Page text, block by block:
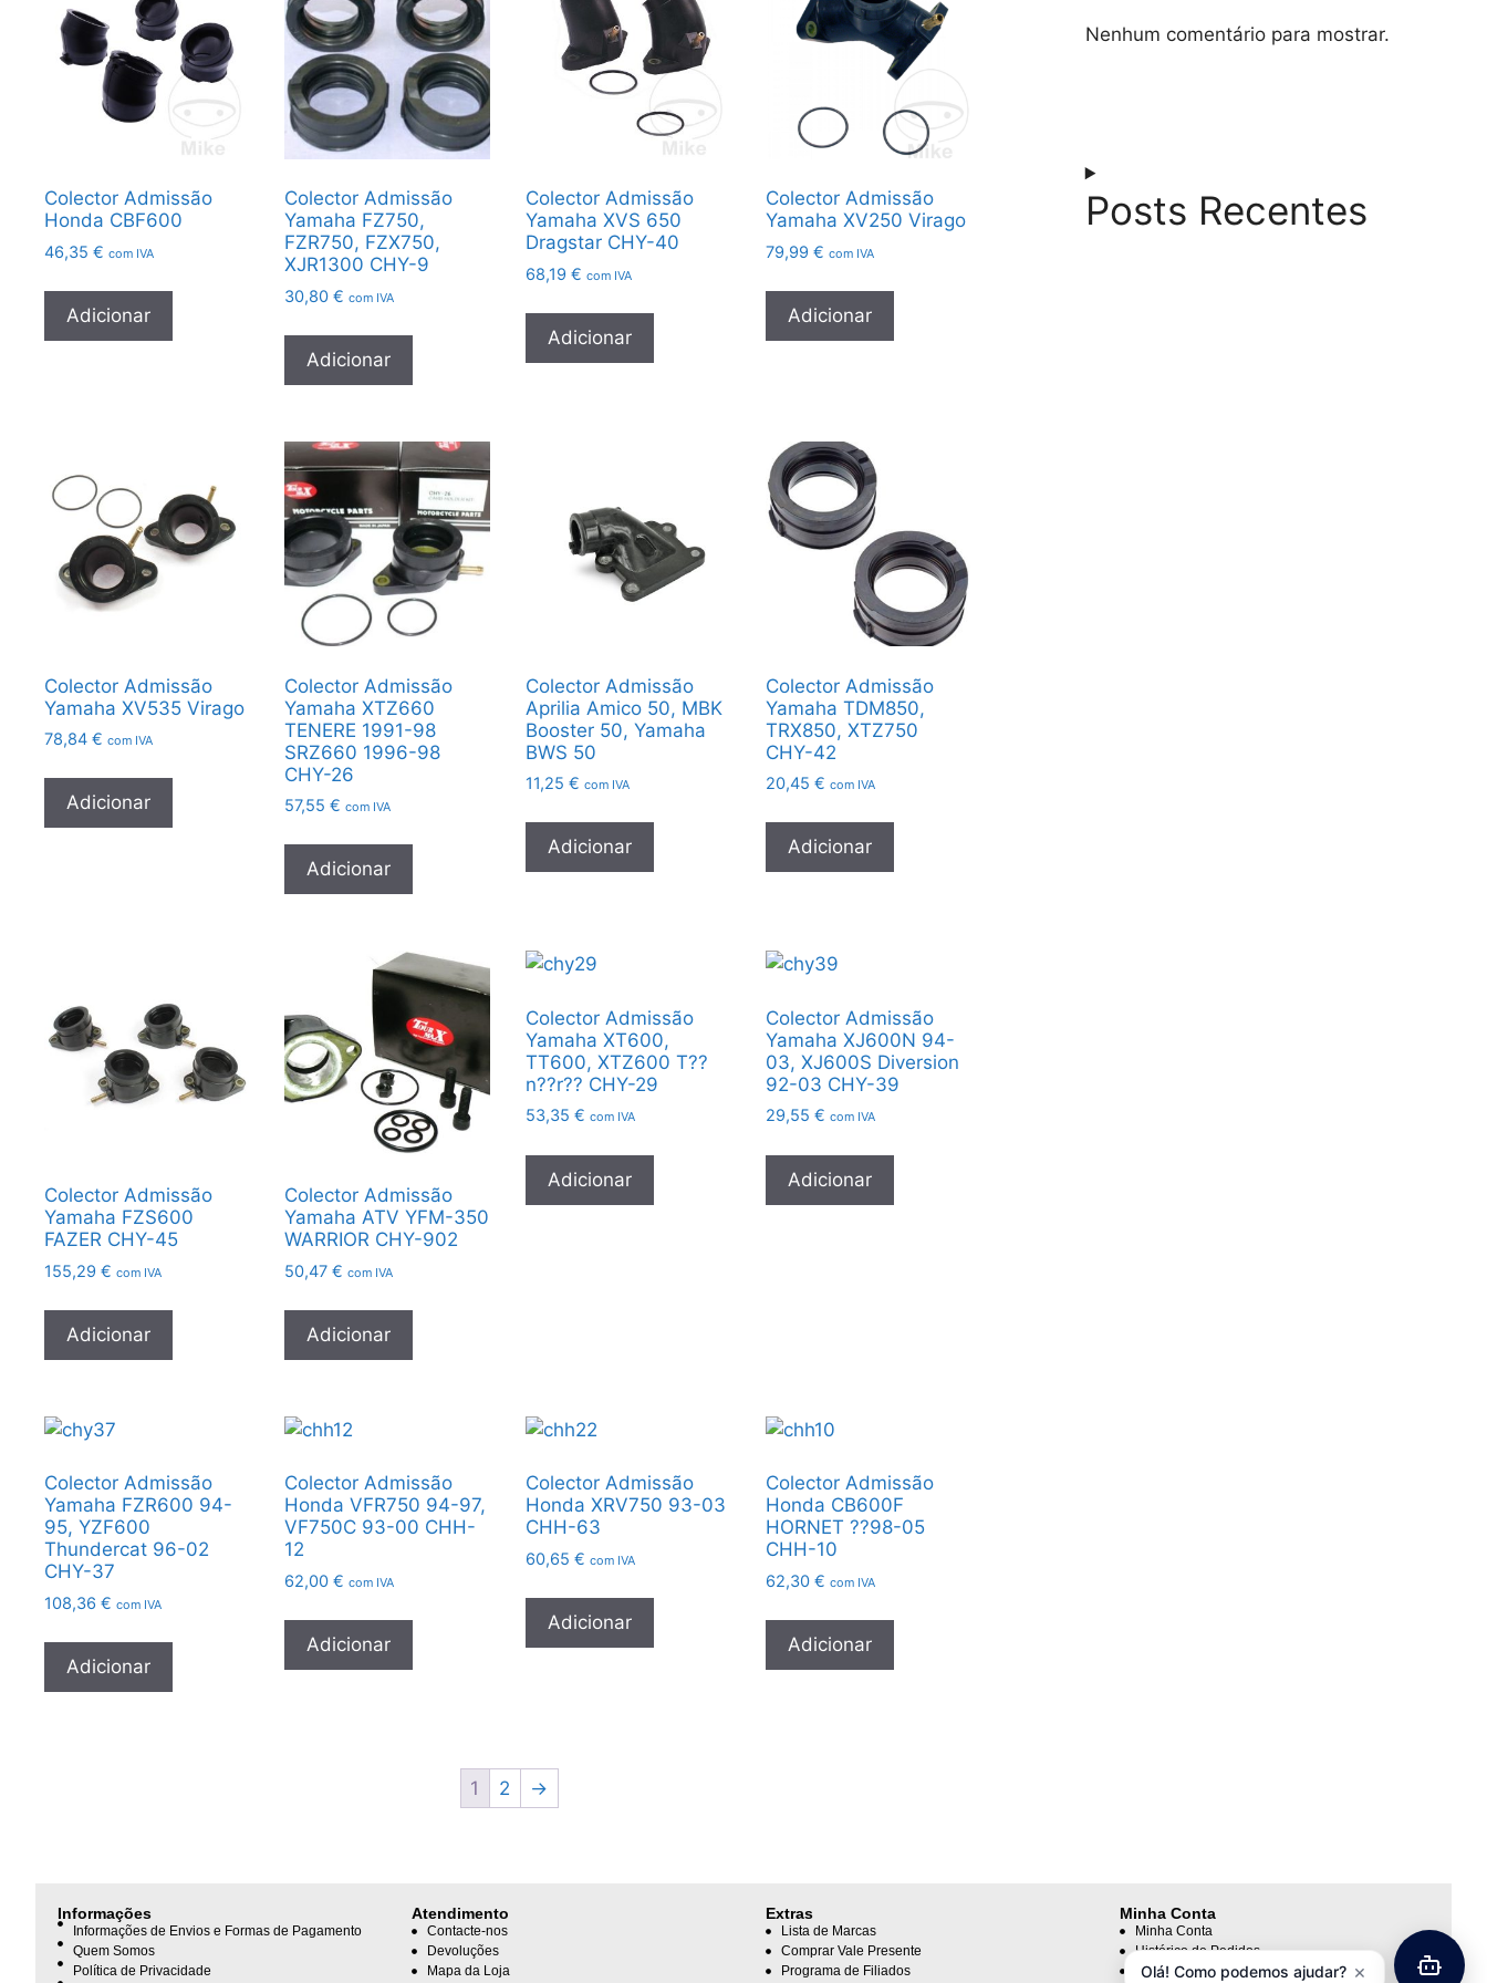
Colector Admissão
Honda CBF600
46,35 € com IVA
Adicionar
Colector Admissão
Yamaha FZ750,
FZR750, FZX750,
XJR1300 CHY-9
30,80€ com IVA
Adicionar
Colector Admissão
Yamaha XVS 650
Dragstar CHY-40
68,19 € com IVA
Adicionar
Colector Admissão
Yamaha XV250 Virago
79,99 € com IVA
Adicionar
Colector Admissão
Yamaha XV535 Virago
78,84 € com IVA
Adicionar
Colector Admissão
Yamaha XTZ660
TENERE 1991-98
SRZ660 1996-98
CHY-26
57,55€ com IVA
Adicionar
Colector Admissão
Aprilia Amico 50, MBK
Booster 50, Yamaha
BWS 50
11,25 € com IVA
Adicionar
Colector Admissão
Yamaha TDM850,
TRX850, XTZ750
CHY-42
20,45 € com IVA
Adicionar
Colector Admissão
Yamaha FZS600
FAZER CHY-45
155,29 € com IVA
Adicionar
Colector Admissão
Yamaha ATV YFM-350
WARRIOR CHY-902
50,47€ com IVA
Adicionar
Colector Admissão
Yamaha XT600,
TT600, XTZ600 T??
n??r?? CHY-29
53,35 € com IVA
Adicionar
Colector Admissão
Yamaha XJ600N 94-
03, XJ600S Diversion
92-03 CHY-39
29,55 € com IVA
Adicionar
Colector Admissão
Yamaha FZR600 94-
95, YZF600
Thundercat 96-02
CHY-37
108,36 € com IVA
Adicionar
Colector Admissão
Honda VFR750 94-97,
VF750C 93-00 CHH-
12
62,00€ com IVA
Adicionar
Colector Admissão
Honda XRV750 93-03
CHH-63
60,65 € com IVA
Adicionar
Colector Admissão
Honda CB600F
HORNET ??98-05
CHH-10
62,30 € com IVA
Adicionar
1 2 →
Nenhum comentário para mostrar.
Posts Recentes
Informações
Informações de Envios e Formas de Pagamento
Quem Somos
Política de Privacidade
Atendimento
Contacte-nos
Devoluções
Mapa da Loja
Extras
Lista de Marcas
Comprar Vale Presente
Programa de Filiados
Minha Conta
Minha Conta
Histórico de Pedidos
Lista de Desejos
Olá! Como podemos ajudar? ×